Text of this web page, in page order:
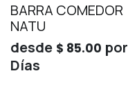
BARRA COMEDOR
NATU
desde $ 85.00 por
Días